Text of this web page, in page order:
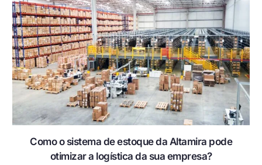
Como o sistema de estoque da Altamira pode
otimizar a logística da sua empresa?